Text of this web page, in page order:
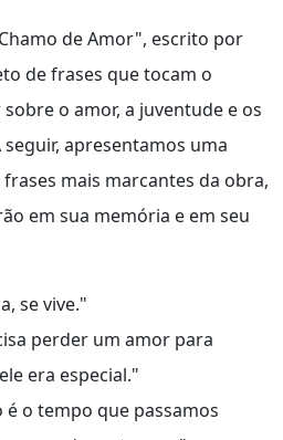
de Amor", escrito por
de frases que tocam o
o amor, a juventude e os
apresentamos uma
mais marcantes da obra,
em sua memória e em seu
se vive."
perder um amor para
era especial."
o tempo que passamos